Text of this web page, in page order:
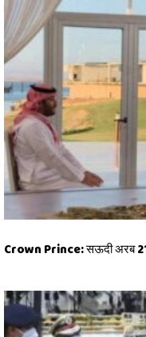
Crown Prince: सऊदी अरब